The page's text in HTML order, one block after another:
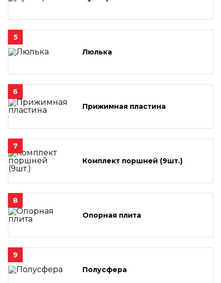
5
Люлька
6
Прижимная пластина
7
Комплект поршней (9шт.)
8
Опорная плита
9
Полусфера